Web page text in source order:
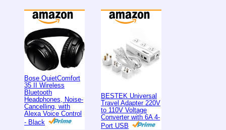
Bose QuietComfort
35 II Wireless
Bluetooth
Headphones, Noise-
Cancelling, with
Alexa Voice Control
- Black
BESTEK Universal
Travel Adapter 220V
to 110V Voltage
Converter with 6A 4-
Port USB